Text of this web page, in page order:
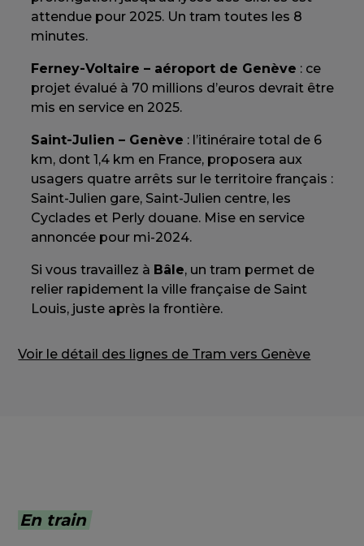
attendue pour 2025. Un tram toutes les 8
minutes.
Ferney-Voltaire – aéroport de Genève : ce
projet évalué à 70 millions d’euros devrait être
mis en service en 2025.
Saint-Julien – Genève : l’itinéraire total de 6
km, dont 1,4 km en France, proposera aux
usagers quatre arrêts sur le territoire français :
Saint-Julien gare, Saint-Julien centre, les
Cyclades et Perly douane. Mise en service
annoncée pour mi-2024.
Si vous travaillez à Bâle, un tram permet de
relier rapidement la ville française de Saint
Louis, juste après la frontière.
Voir le détail des lignes de Tram vers Genève
En train